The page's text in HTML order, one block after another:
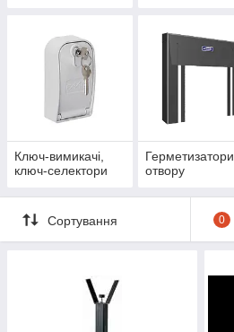
Ключ-вимикачі,
ключ-селектори
Герметизатори
отвору
Сортування 0